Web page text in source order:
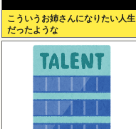
こういうお姉さんになりたい人生
だったような